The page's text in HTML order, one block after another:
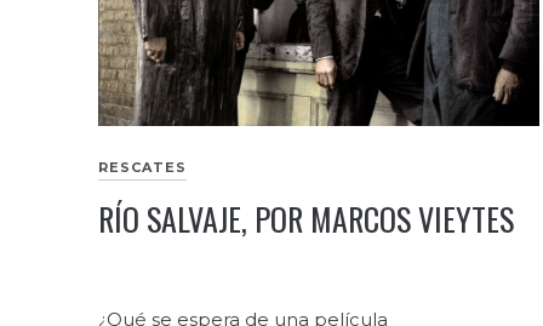
RESCATES
RÍO SALVAJE, POR MARCOS VIEYTES
¿Qué se espera de una película